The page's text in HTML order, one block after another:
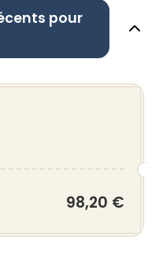
pour
98,20 €